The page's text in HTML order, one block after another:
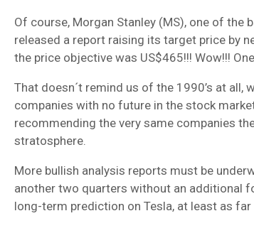
Of course, Morgan Stanley (MS), one of the
released a report raising its target price by
the price objective was US$465!!! Wow!!!
That doesn´t remind us of the 1990’s at all,
companies with no future in the stock
recommending the very same companies
stratosphere.
More bullish analysis reports must be
another two quarters without an additional
long-term prediction on Tesla, at least as